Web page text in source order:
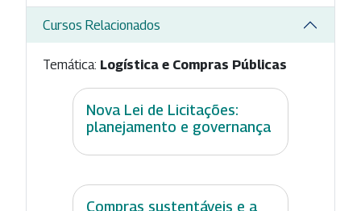
Cursos Relacionados
Temática: Logística e Compras Públicas
Nova Lei de Licitações:
planejamento e governança
Compras sustentáveis e a